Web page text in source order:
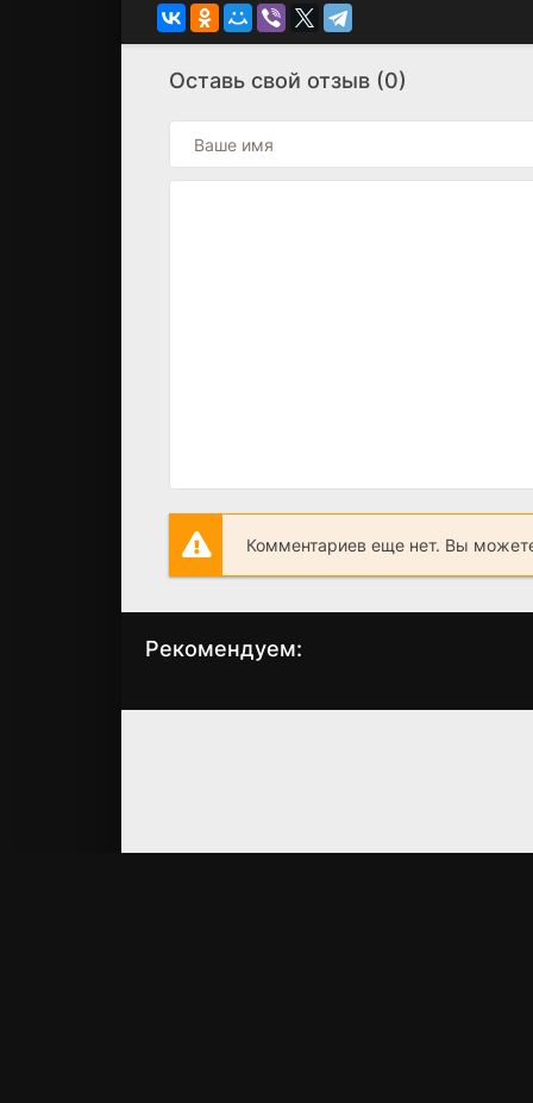
Оставь свой отзыв (0)
Комментариев еще нет. Вы
Рекомендуем:
Соседи на тропе
Свадебный угар